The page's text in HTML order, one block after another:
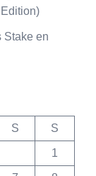
Stake en
S S
1